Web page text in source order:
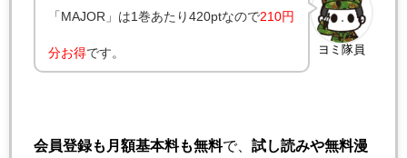
ヨミ隊員
「MAJOR」は1巻あたり420ptなので210円
分お得です。
会員登録も月額基本料も無料で、 試し読みや無料漫